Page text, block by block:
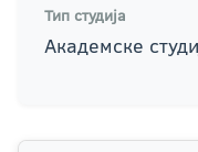
Тип студија
Академске